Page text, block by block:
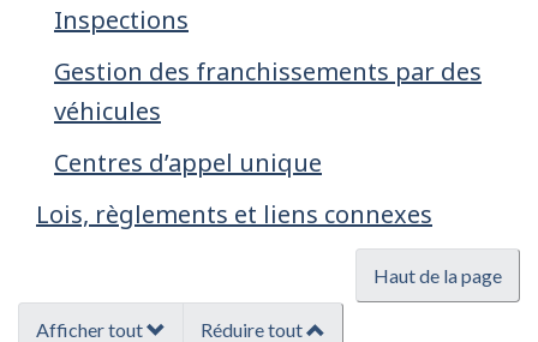
Inspections
Gestion des franchissements par des
véhicules
Centres d’appel unique
Lois, règlements et liens connexes
Haut de la page
Afficher tout Réduire tout